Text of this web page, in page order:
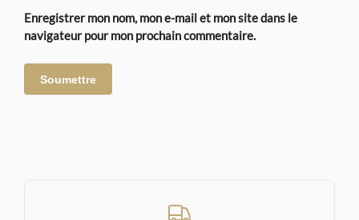
Enregistrer mon nom, mon e-mail et mon site dans le
navigateur pour mon prochain commentaire.